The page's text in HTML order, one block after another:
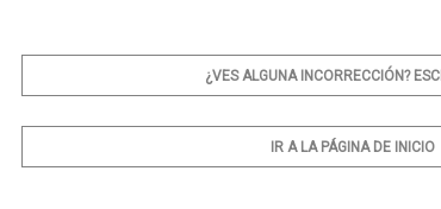
¿VES ALGUNA INCORRECCIÓN?
IR A LA PÁGINA DE INICIO